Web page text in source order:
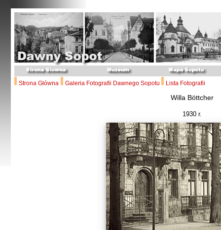
Strona Główna Galeria Fotografii Dawnego Sopotu Lista Fotografii
Willa Böttcher
1930 r.